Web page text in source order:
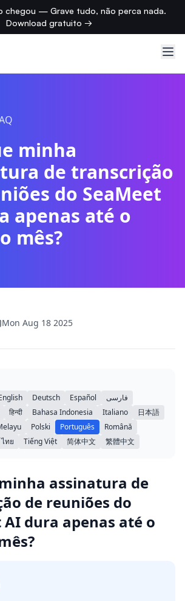
chegou — Grave tudo, não perca nada.
Download gratuito →
minha
de transcrição
do SeaMeet
apenas até o
mês?
Mon Aug 18 2025
Deutsch Español
فارسی
हिन्दी Bahasa Indonesia Italiano
日本語
Polski Português
Română
ไทย Tiếng Việt 简体中文 繁體中文
assinatura de
de reuniões do
AI dura apenas até o